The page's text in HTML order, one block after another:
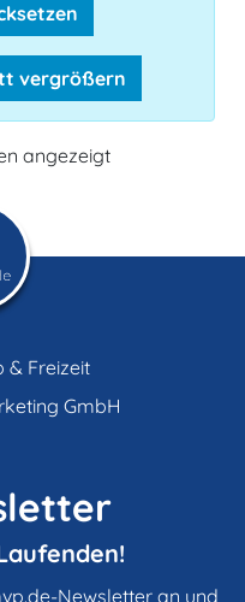
vergrößern
angezeigt
& Freizeit
GmbH
Newsletter an und